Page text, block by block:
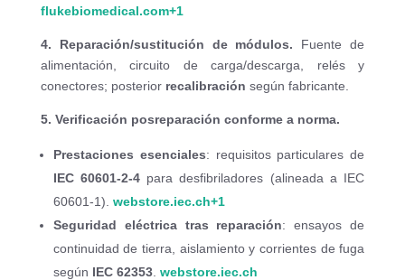
flukebiomedical.com+1
4. Reparación/sustitución de módulos. Fuente de
alimentación, circuito de carga/descarga, relés y
conectores; posterior recalibración según fabricante.
5. Verificación posreparación conforme a norma.
Prestaciones esenciales: requisitos particulares de
IEC 60601-2-4 para desfibriladores (alineada a IEC
60601-1). webstore.iec.ch+1
Seguridad eléctrica tras reparación: ensayos de
continuidad de tierra, aislamiento y corrientes de fuga
según IEC 62353. webstore.iec.ch